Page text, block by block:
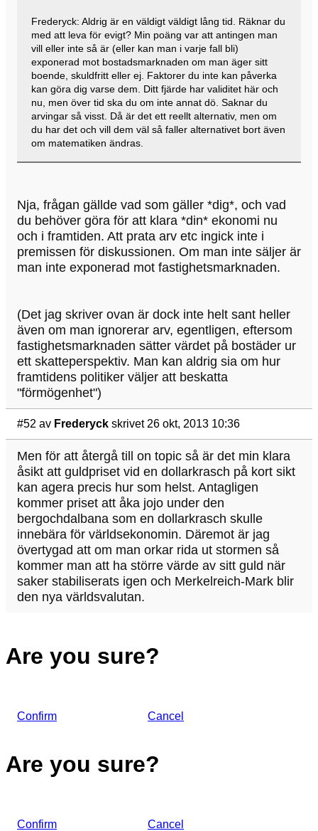
Frederyck: Aldrig är en väldigt väldigt lång tid. Räknar du
med att leva för evigt? Min poäng var att antingen man
vill eller inte så är (eller kan man i varje fall bli)
exponerad mot bostadsmarknaden om man äger sitt
boende, skuldfritt eller ej. Faktorer du inte kan påverka
kan göra dig varse dem. Ditt fjärde har validitet här och
nu, men över tid ska du om inte annat dö. Saknar du
arvingar så visst. Då är det ett reellt alternativ, men om
du har det och vill dem väl så faller alternativet bort även
om matematiken ändras.
Nja, frågan gällde vad som gäller *dig*, och vad
du behöver göra för att klara *din* ekonomi nu
och i framtiden. Att prata arv etc ingick inte i
premissen för diskussionen. Om man inte säljer är
man inte exponerad mot fastighetsmarknaden.
(Det jag skriver ovan är dock inte helt sant heller
även om man ignorerar arv, egentligen, eftersom
fastighetsmarknaden sätter värdet på bostäder ur
ett skatteperspektiv. Man kan aldrig sia om hur
framtidens politiker väljer att beskatta
"förmögenhet")
#52 av Frederyck skrivet 26 okt, 2013 10:36
Men för att återgå till on topic så är det min klara
åsikt att guldpriset vid en dollarkrasch på kort sikt
kan agera precis hur som helst. Antagligen
kommer priset att åka jojo under den
bergochdalbana som en dollarkrasch skulle
innebära för världsekonomin. Däremot är jag
övertygad att om man orkar rida ut stormen så
kommer man att ha större värde av sitt guld när
saker stabiliserats igen och Merkelreich-Mark blir
den nya världsvalutan.
Are you sure?
Confirm Cancel
Are you sure?
Confirm Cancel